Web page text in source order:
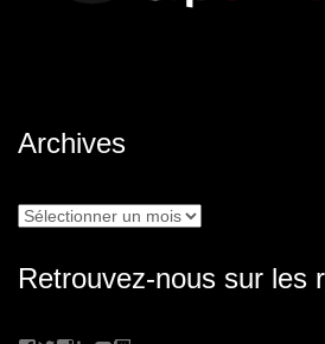
Archives
Archives
Retrouvez-nous sur les